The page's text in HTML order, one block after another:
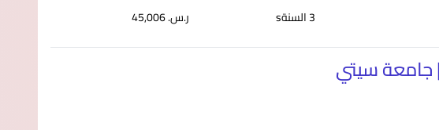
3 السنةs ر.س.‏ 45,006